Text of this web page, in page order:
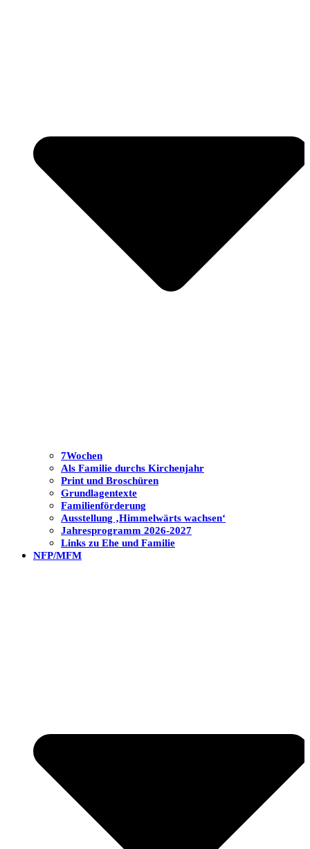
7Wochen
Als Familie durchs Kirchenjahr
Print und Broschüren
Grundlagentexte
Familienförderung
Ausstellung ‚Himmelwärts wachsen‘
Jahresprogramm 2026-2027
Links zu Ehe und Familie
NFP/MFM